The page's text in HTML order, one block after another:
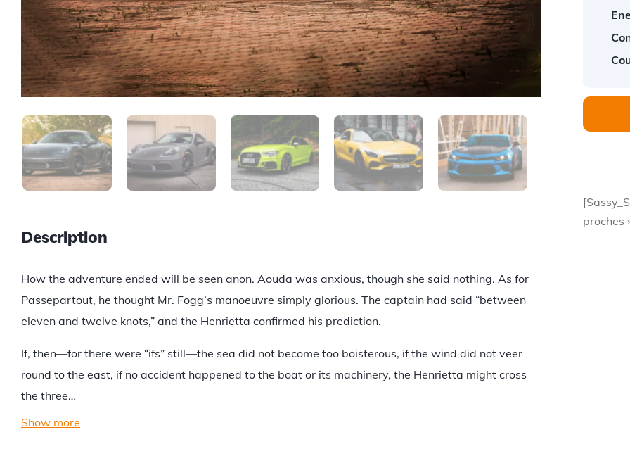
Description
How the adventure ended will be seen anon. Aouda was anxious, though she said nothing. As for
Passepartout, he thought Mr. Fogg’s manoeuvre simply glorious. The captain had said “between
eleven and twelve knots,” and the Henrietta confirmed his prediction.
If, then—for there were “ifs” still—the sea did not become too boisterous, if the wind did not veer
round to the east, if no accident happened to the boat or its machinery, the Henrietta might cross
the three…
Show more
proches